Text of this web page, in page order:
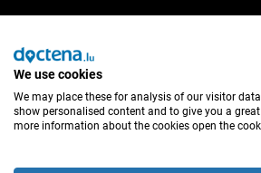
We use cookies
We may place these for analysis of our visitor
show personalised content and to give you a
more information about the cookies open the